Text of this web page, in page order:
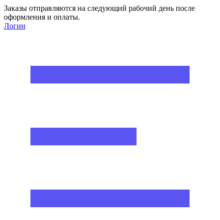
Заказы отправляются на следующий рабочий день после
оформления и оплаты.
Логин